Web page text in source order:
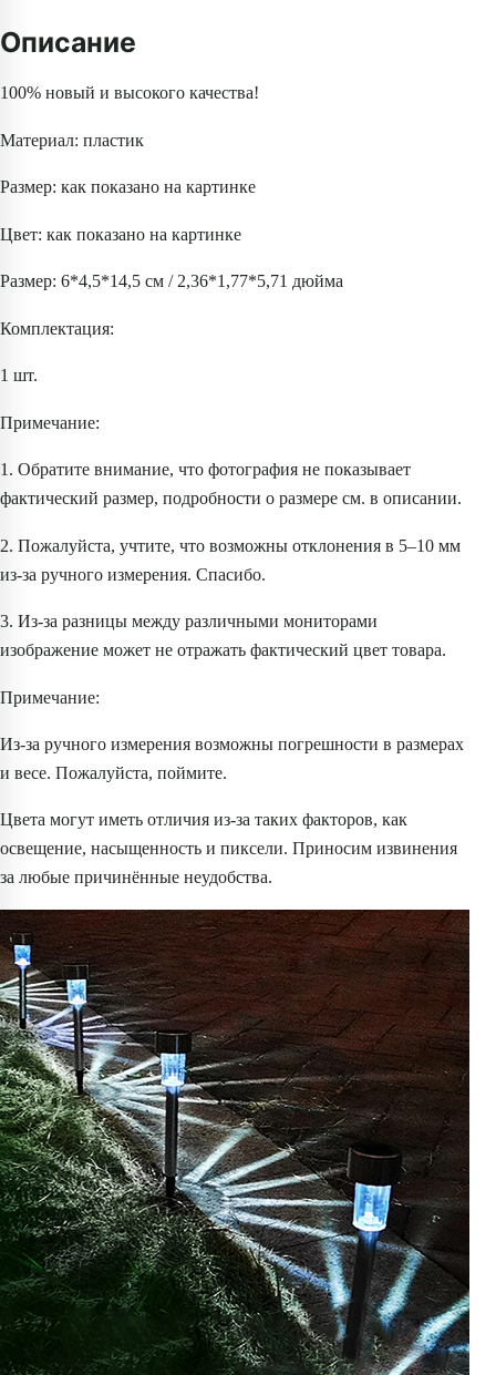
Описание
100% новый и высокого качества!
Материал: пластик
Размер: как показано на картинке
Цвет: как показано на картинке
Размер: 6*4,5*14,5 см / 2,36*1,77*5,71 дюйма
Комплектация:
1 шт.
Примечание:
1. Обратите внимание, что фотография не показывает
фактический размер, подробности о размере см. в описании.
2. Пожалуйста, учтите, что возможны отклонения в 5–10 мм
из-за ручного измерения. Спасибо.
3. Из-за разницы между различными мониторами
изображение может не отражать фактический цвет товара.
Примечание:
Из-за ручного измерения возможны погрешности в размерах
и весе. Пожалуйста, поймите.
Цвета могут иметь отличия из-за таких факторов, как
освещение, насыщенность и пиксели. Приносим извинения
за любые причинённые неудобства.